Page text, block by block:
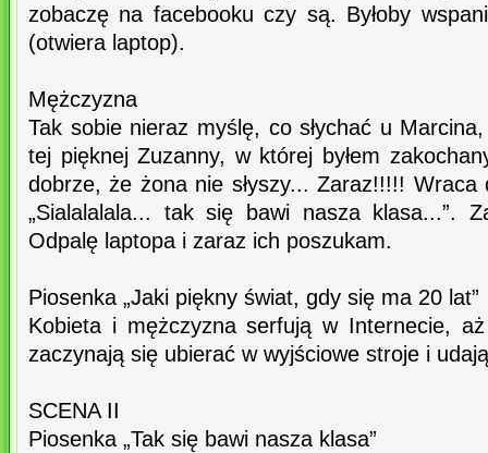
zobaczę na facebooku czy są. Byłoby
(otwiera laptop).
Mężczyzna
Tak sobie nieraz myślę, co słychać u
tej pięknej Zuzanny, w której byłem
dobrze, że żona nie słyszy... Zaraz!!!!!
„Sialalalala... tak się bawi nasza klasa...”.
Odpalę laptopa i zaraz ich poszukam.
Piosenka „Jaki piękny świat, gdy się ma 20 lat”
Kobieta i mężczyzna serfują w Internecie,
zaczynają się ubierać w wyjściowe stroje i
SCENA II
Piosenka „Tak się bawi nasza klasa”